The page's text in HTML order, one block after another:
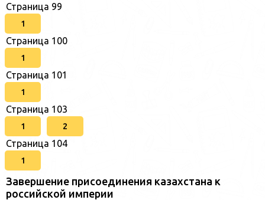
Страница 99
1
Страница 100
1
Страница 101
1
Страница 103
1 2
Страница 104
1
Завершение присоединения казахстана к
российской империи